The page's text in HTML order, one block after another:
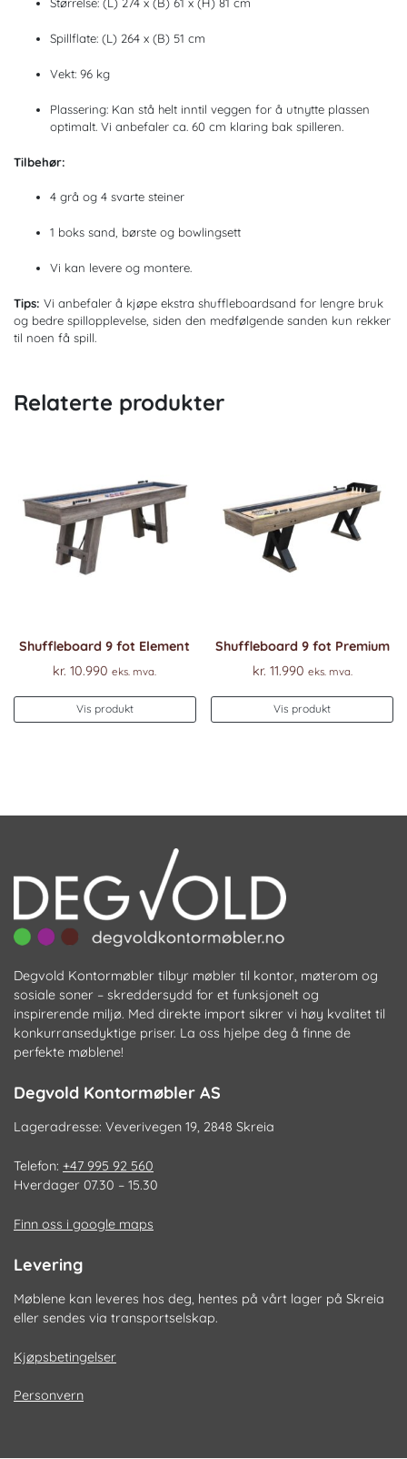
Størrelse: (L) 274 x (B) 61 x (H) 81 cm
Spillflate: (L) 264 x (B) 51 cm
Vekt: 96 kg
Plassering: Kan stå helt inntil veggen for å utnytte plassen
optimalt. Vi anbefaler ca. 60 cm klaring bak spilleren.
Tilbehør:
4 grå og 4 svarte steiner
1 boks sand, børste og bowlingsett
Vi kan levere og montere.
Tips: Vi anbefaler å kjøpe ekstra shuffleboardsand for lengre bruk
og bedre spillopplevelse, siden den medfølgende sanden kun rekker
til noen få spill.
Relaterte produkter
Shuffleboard 9 fot Element
kr. 10.990 eks. mva.
Vis produkt
Shuffleboard 9 fot Premium
kr. 11.990 eks. mva.
Vis produkt
Degvold Kontormøbler tilbyr møbler til kontor, møterom og
sosiale soner – skreddersydd for et funksjonelt og
inspirerende miljø. Med direkte import sikrer vi høy kvalitet til
konkurransedyktige priser. La oss hjelpe deg å finne de
perfekte møblene!
Degvold Kontormøbler AS
Lageradresse: Veverivegen 19, 2848 Skreia
Telefon: +47 995 92 560
Hverdager 07.30 – 15.30
Finn oss i google maps
Levering
Møblene kan leveres hos deg, hentes på vårt lager på Skreia
eller sendes via transportselskap.
Kjøpsbetingelser
Personvern